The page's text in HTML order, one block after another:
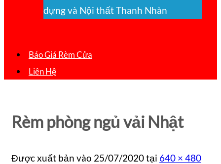
dựng và Nội thất Thanh Nhàn
Báo Giá Rèm Cửa
Liên Hệ
Rèm phòng ngủ vải Nhật
Được xuất bản vào 25/07/2020tại 640 × 480